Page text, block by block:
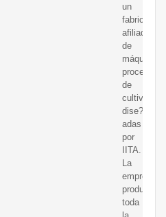
un
fabricante
afiliado
de
máquinas
de
cultivos
dise?
adas
por
IITA.
La
empresa
produce
toda